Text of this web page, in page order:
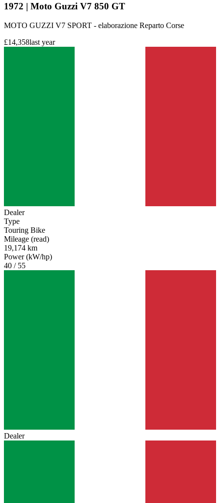
1972 | Moto Guzzi V7 850 GT
MOTO GUZZI V7 SPORT - elaborazione Reparto Corse
£14,358last year
Dealer
Type
Touring Bike
Mileage (read)
19,174 km
Power (kW/hp)
40 / 55
Dealer